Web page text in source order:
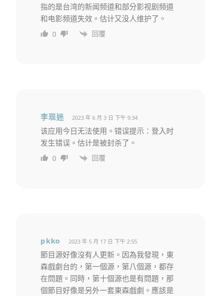
指的是台湾的新闻频道和部分影视剧频道
和电影频道失效。估计又没人维护了。
0 回覆
李现迷 2023 年 6 月 3 日 下午 9:34
该应用今日无法使用。错误提示：登入时
发生错误。估计是被封杀了。
0 回覆
pkko 2023 年 5 月 17 日 下午 2:55
節目源好像沒有人更新。因為我發現，東
森戲劇台的，第一個源，第八個源，都存
在問題。同時，第十個源也是有問題，那
個節目好像是另外一套東森戲劇。應該是